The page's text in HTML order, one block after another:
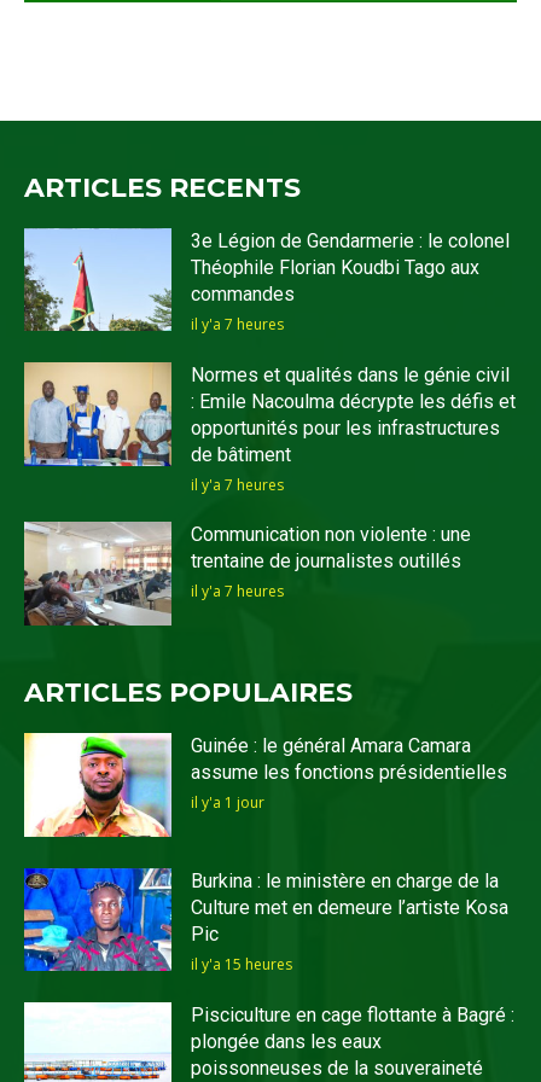
ARTICLES RECENTS
3e Légion de Gendarmerie : le colonel
Théophile Florian Koudbi Tago aux
commandes
il y'a 7 heures
Normes et qualités dans le génie civil
: Emile Nacoulma décrypte les défis et
opportunités pour les infrastructures
de bâtiment
il y'a 7 heures
Communication non violente : une
trentaine de journalistes outillés
il y'a 7 heures
ARTICLES POPULAIRES
Guinée : le général Amara Camara
assume les fonctions présidentielles
il y'a 1 jour
Burkina : le ministère en charge de la
Culture met en demeure l’artiste Kosa
Pic
il y'a 15 heures
Pisciculture en cage flottante à Bagré :
plongée dans les eaux
poissonneuses de la souveraineté